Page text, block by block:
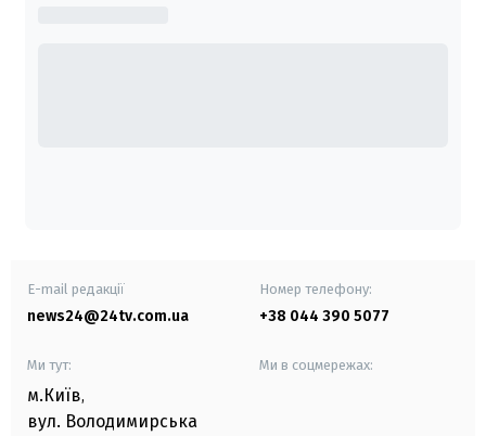
E-mail редакції
news24@24tv.com.ua
Номер телефону:
+38 044 390 5077
Ми тут:
м.Київ,
вул. Володимирська
Ми в соцмережах: